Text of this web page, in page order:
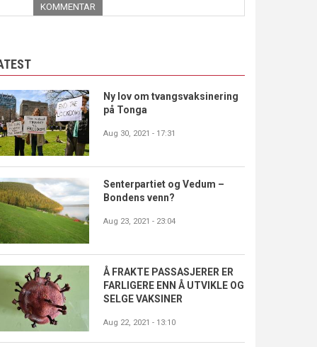
KOMMENTAR
Ny lov om tvangsvaksinering
på Tonga
Aug 30, 2021 - 17:31
Senterpartiet og Vedum –
Bondens venn?
Aug 23, 2021 - 23:04
Å FRAKTE PASSASJERER ER
FARLIGERE ENN Å UTVIKLE OG
SELGE VAKSINER
Aug 22, 2021 - 13:10